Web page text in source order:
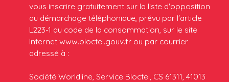
vous inscrire gratuitement sur la liste d'opposition
au démarchage téléphonique, prévu par l'article
L223-1 du code de la consommation, sur le site
Internet www.bloctel.gouv.fr ou par courrier
adressé à :
Société Worldline, Service Bloctel, CS 61311, 41013